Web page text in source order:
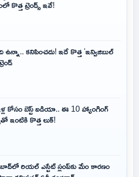
కొత్త ట్రెండ్స్ ఇవే!
ఉన్నా.. కనిపించదు! ఇదే కొత్త 'ఇన్విజిబుల్
కోసం బెస్ట్ ఐడియా.. ఈ 10 హ్యాంగింగ్
ఇంటికి కొత్త లుక్!
రియల్ ఎస్టేట్ స్లంప్‌కు మేం కారణం